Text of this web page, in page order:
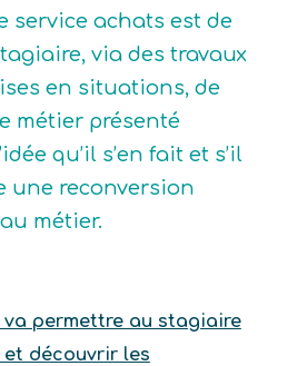
service achats est de
via des travaux
en situations, de
métier présenté
qu’il s’en fait et s’il
une reconversion
métier.
va permettre au stagiaire
et découvrir les